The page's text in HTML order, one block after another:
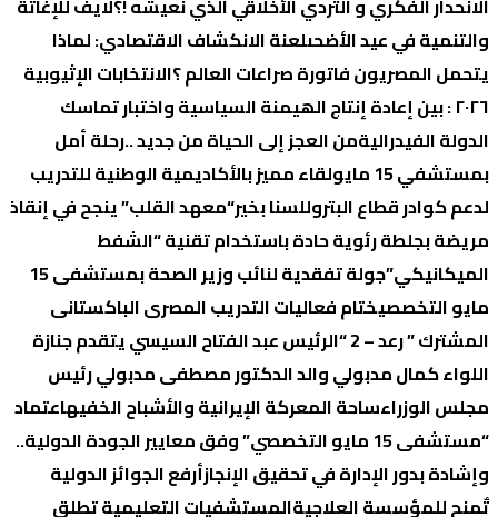
الانحدار الفكري و التردي الأخلاقي الذي نعيشه !؟لايف للإغاثة
والتنمية في عيد الأضحىلعنة الانكشاف الاقتصادي: لماذا
یتحمل المصریون فاتورة صراعات العالم ؟الانتخابات الإثیوبیة
٢٠٢٦ : بین إعادة إنتاج الھیمنة السیاسیة واختبار تماسك
الدولة الفیدرالیةمن العجز إلى الحياة من جديد ..رحلة أمل
بمستشفي 15 مايو
لقاء مميز بالأكاديمية الوطنية للتدريب
لدعم كوادر قطاع البتروللسنا بخير“معهد القلب” ينجح في إنقاذ
مريضة بجلطة رئوية حادة باستخدام تقنية “الشفط
الميكانيكي”
جولة تفقدية لنائب وزير الصحة بمستشفى 15
مايو التخصصيختام فعاليات التدريب المصرى الباكستانى
المشترك ” رعد – 2 “
الرئيس عبد الفتاح السيسي يتقدم جنازة
اللواء كمال مدبولي والد الدكتور مصطفى مدبولي رئيس
مجلس الوزراءساحة المعركة الإيرانية والأشباح الخفيهاعتماد
“مستشفى 15 مايو التخصصي” وفق معايير الجودة الدولية..
وإشادة بدور الإدارة في تحقيق الإنجازأرفع الجوائز الدولية
تٌمنح للمؤسسة العلاجيةالمستشفيات التعليمية تطلق